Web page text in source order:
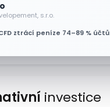
s.r.o.
ztrácí peníze 74–89 %
a Verizonu
investice